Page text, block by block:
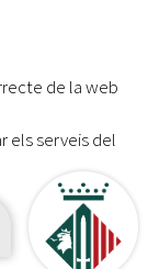
de la web
els serveis del